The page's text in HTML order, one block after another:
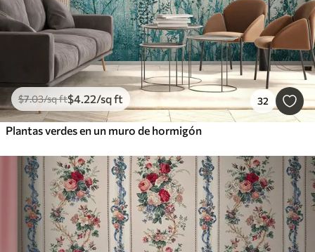
$7.03/sq ft$4.22/sq ft 32
Plantas verdes en un muro de hormigón